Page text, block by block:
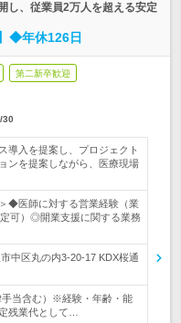
し、従業員2万人を超える安定
◆年休126日
第二新卒歓迎
30
導入を提案し、プロジェクト
ンを提案しながら、医療現場
◆医師に対する営業経験（業
可）◎開業支援に関する業務
中区丸の内3-20-17 KDX桜通
手当含む）※経験・年齢・能
残業代として…